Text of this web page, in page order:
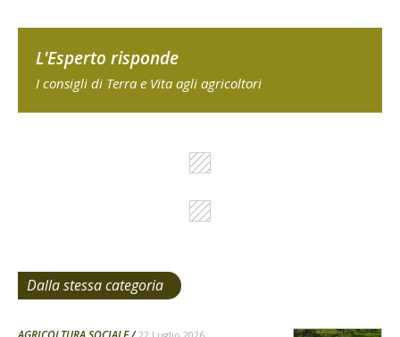
L'Esperto risponde
I consigli di Terra e Vita agli agricoltori
Dalla stessa categoria